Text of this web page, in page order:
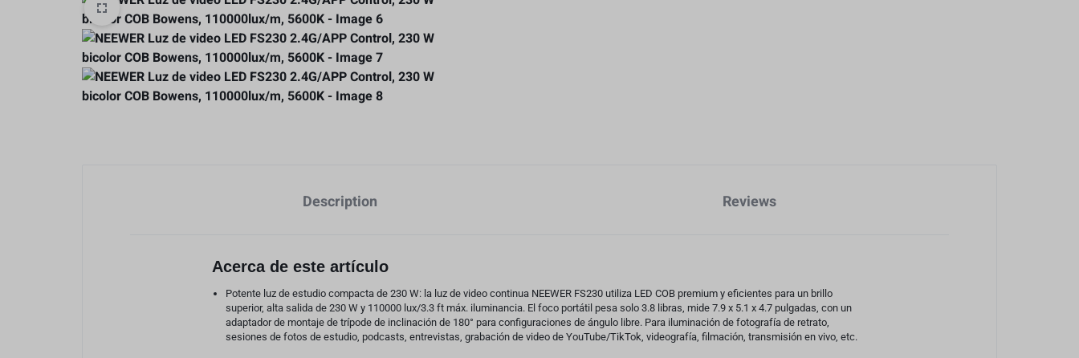
Video
Cámaras y Lentes
Description Reviews
Acerca de este artículo
Potente luz de estudio compacta de 230 W: la luz de video continua NEEWER FS230 utiliza LED COB premium y eficientes para un brillo
superior, alta salida de 230 W y 110000 lux/3.3 ft máx. iluminancia. El foco portátil pesa solo 3.8 libras, mide 7.9 x 5.1 x 4.7 pulgadas, con un
adaptador de montaje de trípode de inclinación de 180° para configuraciones de ángulo libre. Para iluminación de fotografía de retrato,
sesiones de fotos de estudio, podcasts, entrevistas, grabación de video de YouTube/TikTok, videografía, filmación, transmisión en vivo, etc.